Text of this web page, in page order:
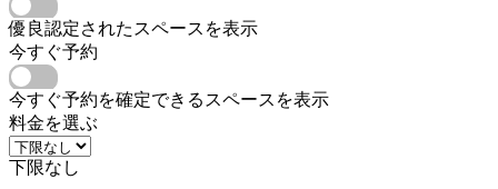
優良認定されたスペースを表示
今すぐ予約
今すぐ予約を確定できるスペースを表示
料金を選ぶ
下限なし